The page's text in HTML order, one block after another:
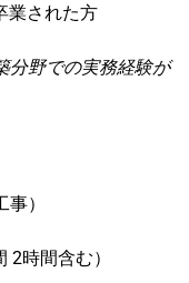
業された方
分野での実務経験が
）
2時間含む）